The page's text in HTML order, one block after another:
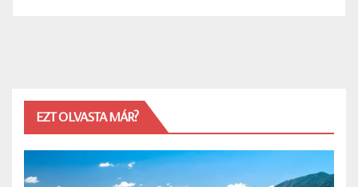
EZT OLVASTA MÁR?